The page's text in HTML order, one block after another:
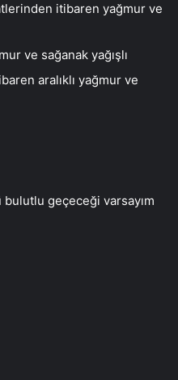
itibaren yağmur ve
ve sağanak yağışlı
aralıklı yağmur ve
geçeceği varsayım